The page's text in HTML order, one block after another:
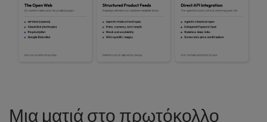
Μια ματιά στο πρωτόκολλο